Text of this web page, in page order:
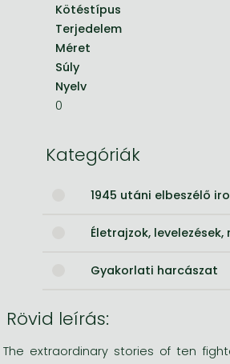
Kötéstípus
Terjedelem
Méret
Súly
Nyelv
0
Kategóriák
1945 utáni elbeszélő
Életrajzok, levelezések,
Gyakorlati harcászat
Rövid leírás:
The extraordinary stories of ten